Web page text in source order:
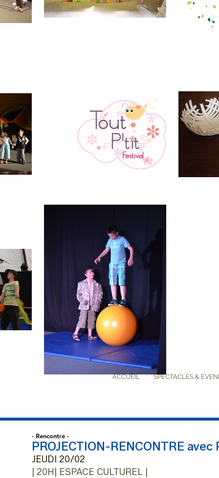
ACCUEIL SPECTACLES &
- Rencontre -
PROJECTION-RENCONTRE
JEUDI 20/02
| 20H| ESPACE CULTUREL |